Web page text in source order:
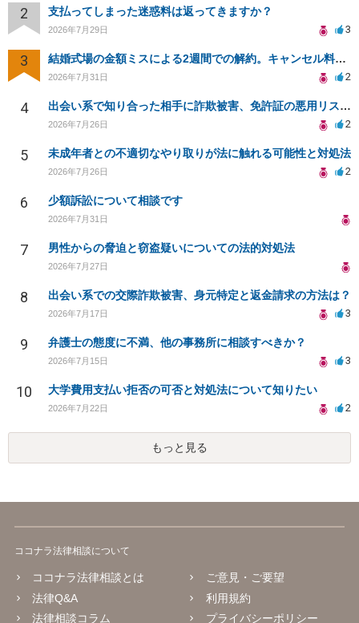
2 支払ってしまった迷惑料は返ってきますか？
2026年7月29日 3
3 結婚式場の金額ミスによる2週間での解約。キャンセル料10万円の免除は可能か。
2026年7月31日 2
4 出会い系で知り合った相手に詐欺被害、免許証の悪用リスクと対策。
2026年7月26日 2
5 未成年者との不適切なやり取りが法に触れる可能性と対処法
2026年7月26日 2
6 少額訴訟について相談です
2026年7月31日
7 男性からの脅迫と窃盗疑いについての法的対処法
2026年7月27日
8 出会い系での交際詐欺被害、身元特定と返金請求の方法は？
2026年7月17日 3
9 弁護士の態度に不満、他の事務所に相談すべきか？
2026年7月15日 3
10 大学費用支払い拒否の可否と対処法について知りたい
2026年7月22日 2
もっと見る
ココナラ法律相談について
ココナラ法律相談とは
法律Q&A
法律相談コラム
ご意見・ご要望
利用規約
プライバシーポリシー